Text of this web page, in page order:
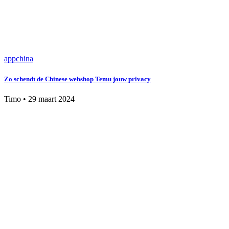
appchina
Zo schendt de Chinese webshop Temu jouw privacy
Timo • 29 maart 2024